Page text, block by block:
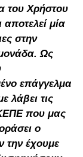
του Χρήστου
αποτελεί μία
στην
Ως
επάγγελμα
λάβει τις
που μας
ο
την έχουμε